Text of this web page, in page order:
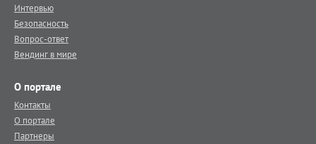
Интервью
Безопасность
Вопрос-ответ
Вендинг в мире
О портале
Контакты
О портале
Партнеры